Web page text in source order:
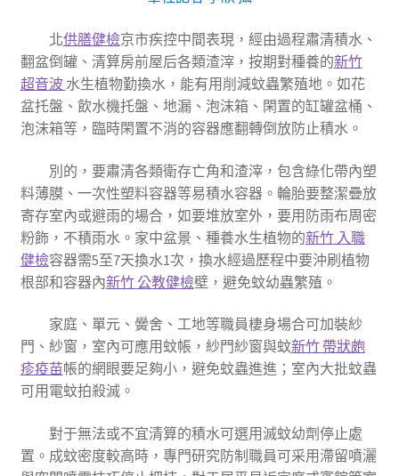
北供膳健檢京市疾控中間表現，經由過程肅清積水、
翻盆倒罐、清算房前屋后各類渣滓，按期對種養的新竹
超音波 水生植物勤換水，能有用削減蚊蟲繁殖地。如花
盆托盤、飲水機托盤、地漏、泡沫箱、閑置的缸罐盆桶、
泡沫箱等，臨時閑置不消的容器應翻轉倒放防止積水。
別的，要肅清各類衛存亡角和渣滓，包含綠化帶內塑
料薄膜、一次性塑料容器等易積水容器。輪胎要整潔疊放
寄存室內或避雨的場合，如要堆放室外，要用防雨布周密
粉飾，不積雨水。家中盆景、種養水生植物的新竹 入職
健檢容器需5至7天換水1次，換水經過歷程中要沖刷植物
根部和容器內新竹 公教健檢壁，避免蚊幼蟲繁殖。
家庭、單元、黌舍、工地等職員棲身場合可加裝紗
門、紗窗，室內可應用蚊帳，紗門紗窗與蚊新竹 帶狀皰
疹疫苗帳的網眼要足夠小，避免蚊蟲進進；室內大批蚊蟲
可用電蚊拍殺滅。
對于無法或不宜清算的積水可選用滅蚊幼劑停止處
置。成蚊密度較高時，專門研究防制職員可采用滯留噴灑